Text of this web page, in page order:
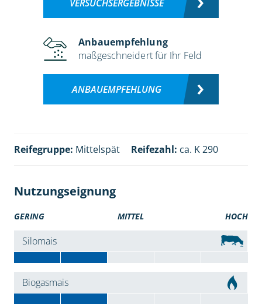
VERSUCHSERGEBNISSE
Anbauempfehlung
maßgeschneidert für Ihr Feld
ANBAUEMPFEHLUNG
Reifegruppe: Mittelspät Reifezahl: ca. K 290
Nutzungseignung
GERING MITTEL HOCH
Silomais
Biogasmais